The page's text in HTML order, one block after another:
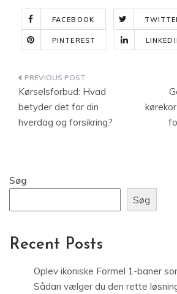
FACEBOOK
PINTEREST
Indlægsnavigation
Kørselsforbud: Hvad
betyder det for din
hverdag og forsikring?
Søg
Søg
Recent Posts
Oplev ikoniske Formel 1-baner
Sådan vælger du den rette